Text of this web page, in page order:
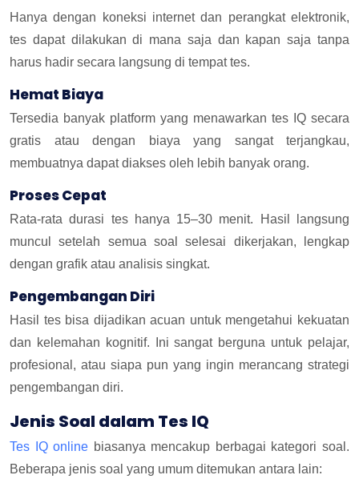
Hanya dengan koneksi internet dan perangkat elektronik,
tes dapat dilakukan di mana saja dan kapan saja tanpa
harus hadir secara langsung di tempat tes.
Hemat Biaya
Tersedia banyak platform yang menawarkan tes IQ secara
gratis atau dengan biaya yang sangat terjangkau,
membuatnya dapat diakses oleh lebih banyak orang.
Proses Cepat
Rata-rata durasi tes hanya 15–30 menit. Hasil langsung
muncul setelah semua soal selesai dikerjakan, lengkap
dengan grafik atau analisis singkat.
Pengembangan Diri
Hasil tes bisa dijadikan acuan untuk mengetahui kekuatan
dan kelemahan kognitif. Ini sangat berguna untuk pelajar,
profesional, atau siapa pun yang ingin merancang strategi
pengembangan diri.
Jenis Soal dalam Tes IQ
Tes IQ online biasanya mencakup berbagai kategori soal.
Beberapa jenis soal yang umum ditemukan antara lain: